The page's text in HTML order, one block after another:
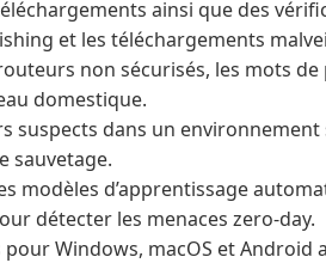
ainsi que des
et les téléchargements
non sécurisés, les mots de
domestique.
suspects dans un
sauvetage.
modèles d’apprentissage
détecter les menaces zero-day.
Windows, macOS et Android